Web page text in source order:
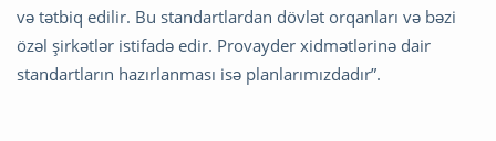
və tətbiq edilir. Bu standartlardan dövlət orqanları və bəzi
özəl şirkətlər istifadə edir. Provayder xidmətlərinə dair
standartların hazırlanması isə planlarımızdadır”.